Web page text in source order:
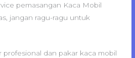
pemasangan Kaca Mobil
jangan ragu-ragu untuk
profesional dan pakar kaca mobil